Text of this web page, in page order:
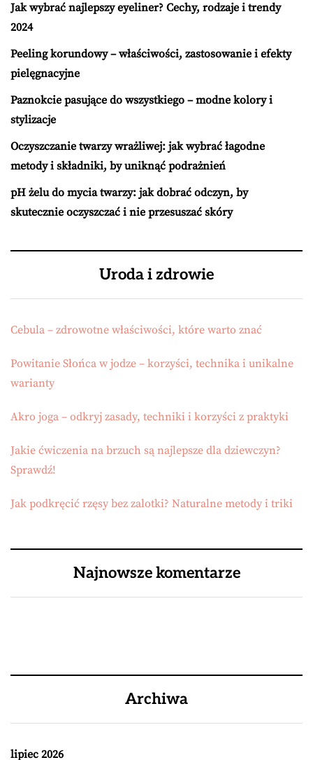
Jak wybrać najlepszy eyeliner? Cechy, rodzaje i trendy
2024
Peeling korundowy – właściwości, zastosowanie i efekty
pielęgnacyjne
Paznokcie pasujące do wszystkiego – modne kolory i
stylizacje
Oczyszczanie twarzy wrażliwej: jak wybrać łagodne
metody i składniki, by uniknąć podrażnień
pH żelu do mycia twarzy: jak dobrać odczyn, by
skutecznie oczyszczać i nie przesuszać skóry
Uroda i zdrowie
Cebula – zdrowotne właściwości, które warto znać
Powitanie Słońca w jodze – korzyści, technika i unikalne
warianty
Akro joga – odkryj zasady, techniki i korzyści z praktyki
Jakie ćwiczenia na brzuch są najlepsze dla dziewczyn?
Sprawdź!
Jak podkręcić rzęsy bez zalotki? Naturalne metody i triki
Najnowsze komentarze
Archiwa
lipiec 2026